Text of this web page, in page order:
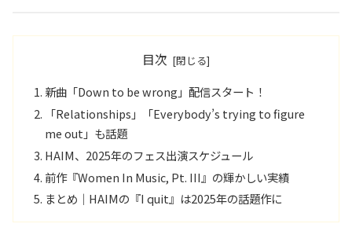
目次
新曲「Down to be wrong」配信スタート！
「Relationships」「Everybody’s trying to figure
me out」も話題
HAIM、2025年のフェス出演スケジュール
前作『Women In Music, Pt. III』の輝かしい実績
まとめ｜HAIMの『I quit』は2025年の話題作に